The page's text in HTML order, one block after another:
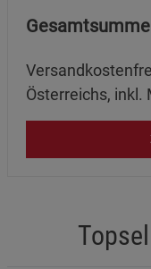
Österreichs, inkl.
Marketing
Beschreibung